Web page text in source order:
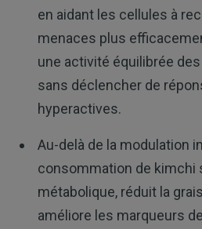
en aidant les cellules à
menaces plus
une activité équilibrée
sans déclencher de
hyperactives.
Au-delà de la modulation
consommation de kimchi
métabolique, réduit la
améliore les marqueurs